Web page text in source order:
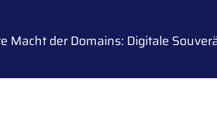
Macht der Domains: Digitale